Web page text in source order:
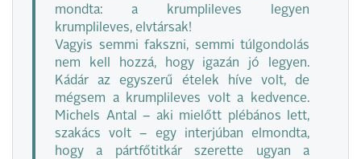
mondta: a krumplileves legyen
krumplileves, elvtársak!
Vagyis semmi fakszni, semmi túlgondolás
nem kell hozzá, hogy igazán jó legyen.
Kádár az egyszerű ételek híve volt, de
mégsem a krumplileves volt a kedvence.
Michels Antal – aki mielőtt plébános lett,
szakács volt – egy interjúban elmondta,
hogy a pártfőtitkár szerette ugyan a